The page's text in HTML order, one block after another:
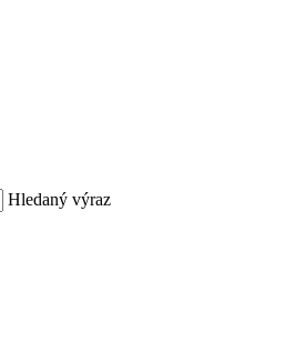
Hledaný výraz